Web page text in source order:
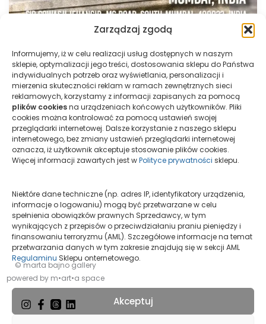
Zarządzaj zgodą
Informujemy, iż w celu realizacji usług dostępnych w naszym
sklepie, optymalizacji jego treści, dostosowania sklepu do Państwa
indywidualnych potrzeb oraz wyświetlania, personalizacji i
mierzenia skuteczności reklam w ramach zewnętrznych sieci
reklamowych, korzystamy z informacji zapisanych za pomocą
plików cookiesna urządzeniach końcowych użytkowników. Pliki
cookies można kontrolować za pomocą ustawień swojej
przeglądarki internetowej. Dalsze korzystanie z naszego sklepu
internetowego, bez zmiany ustawień przeglądarki internetowej
oznacza, iż użytkownik akceptuje stosowanie plików cookies.
Więcej informacji zawartych jest wPolityce prywatności sklepu.
Niektóre dane techniczne (np. adres IP, identyfikatory urządzenia,
informacje o logowaniu) mogą być przetwarzane w celu
spełnienia obowiązków prawnych Sprzedawcy, w tym
wynikających z przepisów o przeciwdziałaniu praniu pieniędzy i
finansowaniu terroryzmu (AML). Szczegółowe informacje na temat
przetwarzania danych w tym zakresie znajdują się w sekcji AML
Regulaminu Sklepu onternetowego.
Akceptuj
Newsy
Wystawa Grupowa- Tamara Pieńko
folwarczyk/17 października, 2025
Ambassadors of Polish Photography 2025
© marta bajno gallery
powered by m•art•a space